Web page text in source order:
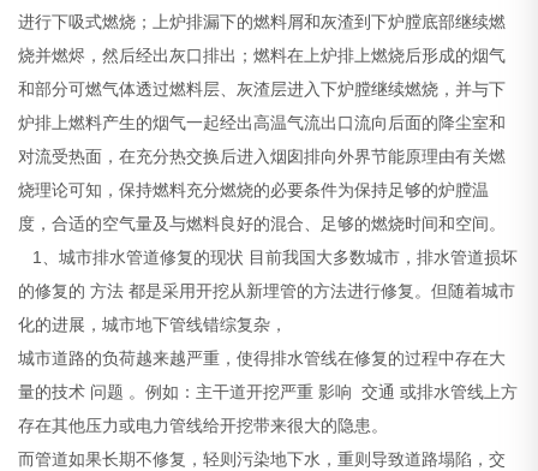
进行下吸式燃烧；上炉排漏下的燃料屑和灰渣到下炉膛底部继续燃
烧并燃烬，然后经出灰口排出；燃料在上炉排上燃烧后形成的烟气
和部分可燃气体透过燃料层、灰渣层进入下炉膛继续燃烧，并与下
炉排上燃料产生的烟气一起经出高温气流出口流向后面的降尘室和
对流受热面，在充分热交换后进入烟囱排向外界节能原理由有关燃
烧理论可知，保持燃料充分燃烧的必要条件为保持足够的炉膛温
度，合适的空气量及与燃料良好的混合、足够的燃烧时间和空间。
1、城市排水管道修复的现状 目前我国大多数城市，排水管道损坏
的修复的 方法 都是采用开挖从新埋管的方法进行修复。但随着城市
化的进展，城市地下管线错综复杂，
城市道路的负荷越来越严重，使得排水管线在修复的过程中存在大
量的技术 问题 。例如：主干道开挖严重 影响 交通 或排水管线上方
存在其他压力或电力管线给开挖带来很大的隐患。
而管道如果长期不修复，轻则污染地下水，重则导致道路塌陷，交